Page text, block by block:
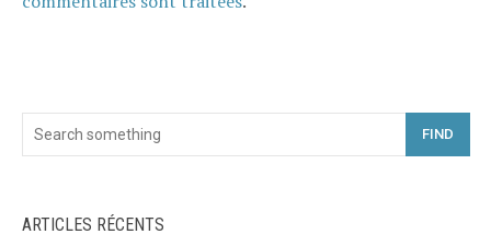
FIND
ARTICLES RÉCENTS